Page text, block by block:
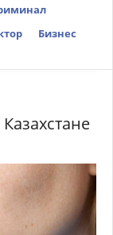
Бизнес